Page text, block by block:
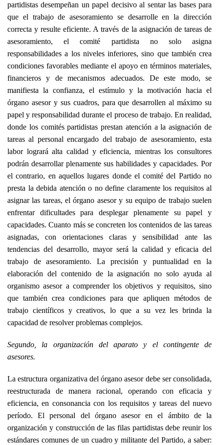
partidistas desempeñan un papel decisivo al sentar las bases para
que el trabajo de asesoramiento se desarrolle en la dirección
correcta y resulte eficiente. A través de la asignación de tareas de
asesoramiento, el comité partidista no solo asigna
responsabilidades a los niveles inferiores, sino que también crea
condiciones favorables mediante el apoyo en términos materiales,
financieros y de mecanismos adecuados. De este modo, se
manifiesta la confianza, el estímulo y la motivación hacia el
órgano asesor y sus cuadros, para que desarrollen al máximo su
papel y responsabilidad durante el proceso de trabajo. En realidad,
donde los comités partidistas prestan atención a la asignación de
tareas al personal encargado del trabajo de asesoramiento, esta
labor logrará alta calidad y eficiencia, mientras los consultores
podrán desarrollar plenamente sus habilidades y capacidades. Por
el contrario, en aquellos lugares donde el comité del Partido no
presta la debida atención o no define claramente los requisitos al
asignar las tareas, el órgano asesor y su equipo de trabajo suelen
enfrentar dificultades para desplegar plenamente su papel y
capacidades. Cuanto más se concreten los contenidos de las tareas
asignadas, con orientaciones claras y sensibilidad ante las
tendencias del desarrollo, mayor será la calidad y eficacia del
trabajo de asesoramiento. La precisión y puntualidad en la
elaboración del contenido de la asignación no solo ayuda al
organismo asesor a comprender los objetivos y requisitos, sino
que también crea condiciones para que apliquen métodos de
trabajo científicos y creativos, lo que a su vez les brinda la
capacidad de resolver problemas complejos.
Segundo, la organización del aparato y el contingente de
asesores.
La estructura organizativa del órgano asesor debe ser consolidada,
reestructurada de manera racional, operando con eficacia y
eficiencia, en consonancia con los requisitos y tareas del nuevo
período. El personal del órgano asesor en el ámbito de la
organización y construcción de las filas partidistas debe reunir los
estándares comunes de un cuadro y militante del Partido, a saber: